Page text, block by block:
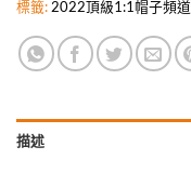
標籤: 2022頂級1:1帽子頻道
描述